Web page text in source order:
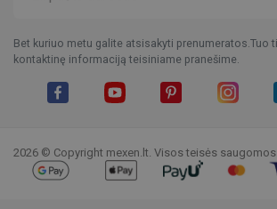
Bet kuriuo metu galite atsisakyti prenumeratos.Tuo
kontaktinę informaciją teisiniame pranešime.
2026 © Copyright mexen.lt. Visos teisės saugomos.